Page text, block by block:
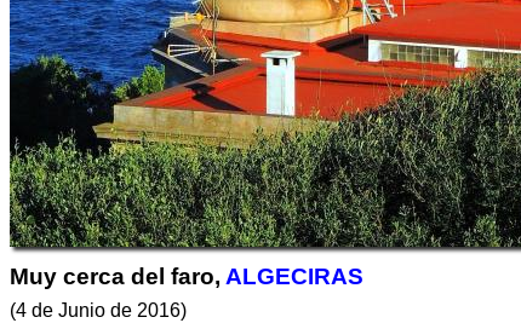
Muy cerca del faro, ALGECIRAS
(4 de Junio de 2016)